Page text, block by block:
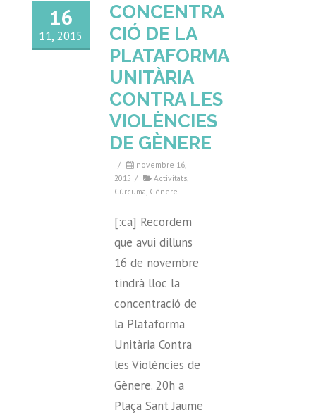
16
11, 2015
CONCENTRA
CIÓ DE LA
PLATAFORMA
UNITÀRIA
CONTRA LES
VIOLÈNCIES
DE GÈNERE
/
novembre 16,
2015 / Activitats
Cúrcuma Gènere
[:ca] Recordem
que avui dilluns
16 de novembre
tindrà lloc la
concentració de
la Plataforma
Unitària Contra
les Violències de
Gènere. 20h a
Plaça Sant Jaume